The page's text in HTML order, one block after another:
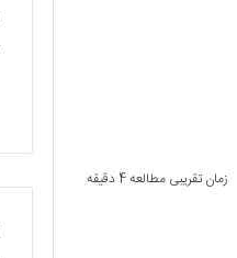
زمان تقریبی مطالعه 4 دقیقه